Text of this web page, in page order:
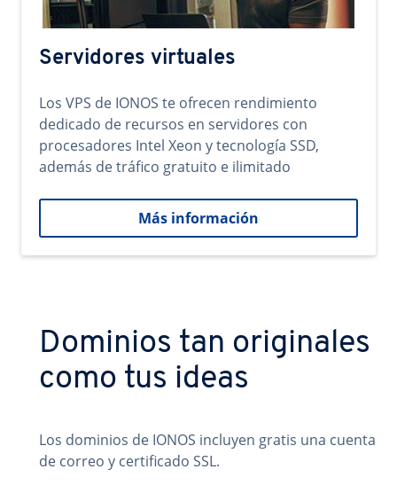
Servidores virtuales
Los VPS de IONOS te ofrecen rendimiento
dedicado de recursos en servidores con
procesadores Intel Xeon y tecnología SSD,
además de tráfico gratuito e ilimitado
Más información
Dominios tan originales
como tus ideas
Los dominios de IONOS incluyen gratis una cuenta
de correo y certificado SSL.